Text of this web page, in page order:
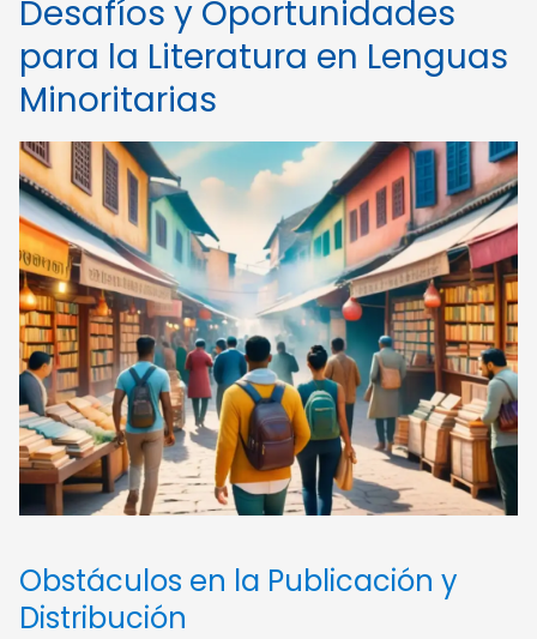
Desafíos y Oportunidades
para la Literatura en Lenguas
Minoritarias
Obstáculos en la Publicación y
Distribución